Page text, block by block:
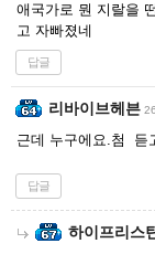
애국가로 뭔 지랄을
고 자빠졌네
답글
리바이브헤븐
근데 누구에요.첨 듣
답글
하이프리스